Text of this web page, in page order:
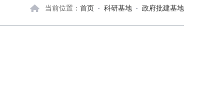
当前位置： 首页 科研基地 政府批建基地